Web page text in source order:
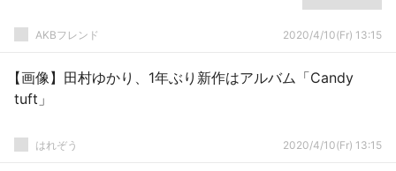
AKBフレンド 2020/4/10(Fr) 13:15
【画像】田村ゆかり、1年ぶり新作はアルバム「Candy
tuft」
はれぞう 2020/4/10(Fr) 13:15